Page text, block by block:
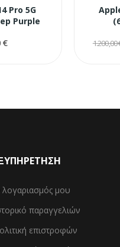
Pro 5G
Purple
€ 1.200,00
μου
παραγγελιών
επιστροφών